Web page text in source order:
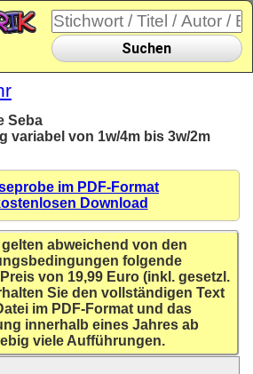
Suchen
Seba
variabel von 1w/4m bis 3w/2m
im PDF-Format
Download
abweichend von den
folgende
von 19,99 Euro (inkl. gesetzl.
Sie den vollständigen Text
im PDF-Format und das
innerhalb eines Jahres ab
viele Aufführungen.